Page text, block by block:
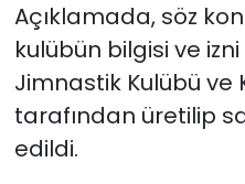
Açıklamada, söz
kulübün bilgisi ve
Jimnastik Kulübü ve
tarafından üretilip
edildi.